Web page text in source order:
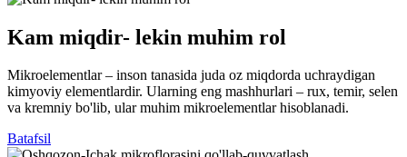
Kam miqdir- lekin muhim rol
Mikroelementlar – inson tanasida juda oz miqdorda uchraydigan
kimyoviy elementlardir. Ularning eng mashhurlari – rux, temir, selen
va kremniy bo'lib, ular muhim mikroelementlar hisoblanadi.
Batafsil